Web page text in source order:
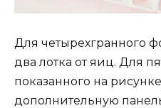
Для четырехгранного
два лотка от яиц. Для
показанного на
дополнительную